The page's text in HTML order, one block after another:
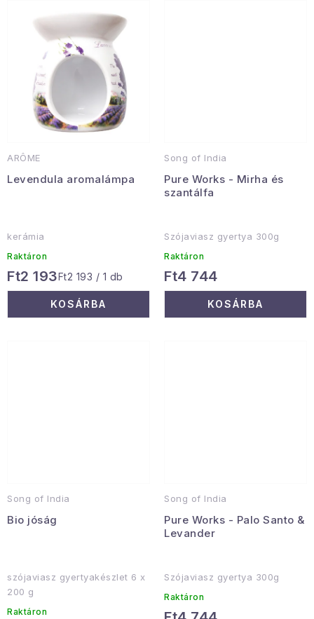
Januári akció
Veľkoobchodná spolupráca
A személyes adatok védelmének feltételei
Hogyan kell panaszkodni / visszaadni az áruka
Kereskedelem feltételes
ARÔME
Levendula aromalámpa
kerámia
Raktáron
Ft2 193Egységár:
Ft2 193 / 1 db
KOSÁRBA
Song of India
Pure Works - Mirha és
szantálfa
Szójaviasz gyertya 300g
Raktáron
Ft4 744
KOSÁRBA
Song of India
Bio jóság
szójaviasz gyertyakészlet 6 x
200 g
Raktáron
Song of India
Pure Works - Palo Santo &
Levander
Szójaviasz gyertya 300g
Raktáron